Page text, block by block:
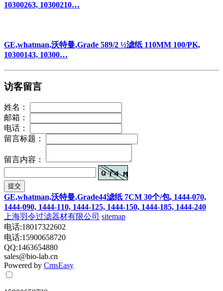
10300263, 10300210…
GE,whatman,沃特曼,Grade 589/2 ½滤纸 110MM 100/PK,
10300143, 10300…
访客留言
姓名：
邮箱：
电话：
留言标题：
留言内容：
提交
GE,whatman,沃特曼,Grade44滤纸 7CM 30个/包, 1444-070,
1444-090, 1444-110, 1444-125, 1444-150, 1444-185, 1444-240
上海羽令过滤器材有限公司 sitemap
电话:18017322602
电话:15900658720
QQ:1463654880
sales@bio-lab.cn
Powered by CmsEasy